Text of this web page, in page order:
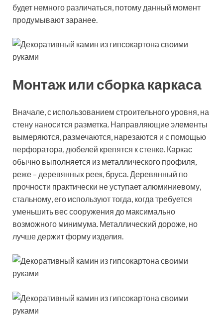
будет немного различаться, потому данный момент
продумывают заранее.
Монтаж или сборка каркаса
Вначале, с использованием строительного уровня, на
стену наносится разметка. Направляющие элементы
вымеряются, размечаются, нарезаются и с помощью
перфоратора, дюбелей крепятся к стенке. Каркас
обычно выполняется из металлического профиля,
реже – деревянных реек, бруса. Деревянный по
прочности практически не уступает алюминиевому,
стальному, его используют тогда, когда требуется
уменьшить вес сооружения до максимально
возможного минимума. Металлический дороже, но
лучше держит форму изделия.